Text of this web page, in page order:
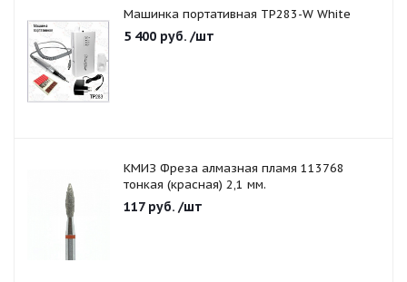
Машинка портативная TP283-W White
5 400 руб. /шт
КМИЗ Фреза алмазная пламя 113768
тонкая (красная) 2,1 мм.
117руб. /шт